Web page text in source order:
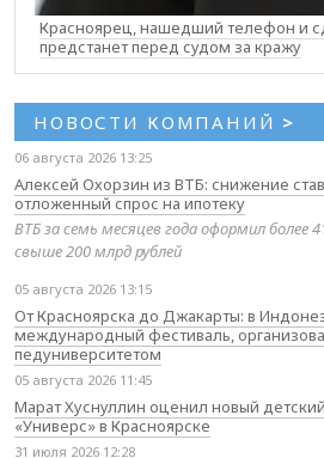
Красноярец, нашедший телефон и
предстанет перед судом за кражу
НОВОСТИ КОМПАНИЙ >
06 августа 2026 13:25
Алексей Охорзин из ВТБ: снижение
отложенный спрос на ипотеку
ВТБ за семь месяцев года оформил более
свыше 200 млрд рублей
05 августа 2026 13:15
От Красноярска до Джакарты: в
международный фестиваль,
педуниверситетом
05 августа 2026 11:45
Марат Хуснуллин оценил новый
«Универс» в Красноярске
31 июля 2026 12:28